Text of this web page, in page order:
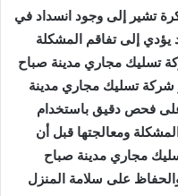
تشير إلى وجود انسداد في
يؤدي إلى تفاقم المشكلة
تسليك مجاري مدينة صباح
شركة تسليك مجاري مدينة
فحص دقيق باستخدام
ومعالجتها قبل أن
مجاري مدينة صباح
على سلامة المنزل